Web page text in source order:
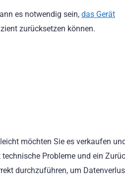
es notwendig sein, das Gerät
zurücksetzen können.
möchten Sie es verkaufen
Probleme und ein
durchzuführen, um